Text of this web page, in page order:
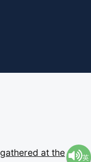
gathered at the
英